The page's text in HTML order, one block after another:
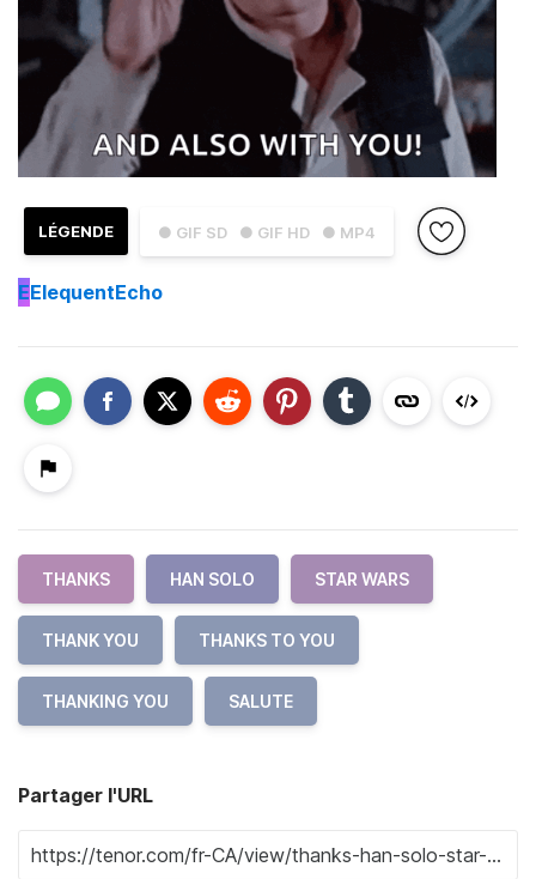
● GIF SD ● GIF HD ● MP4
LÉGENDE
EElequentEcho
THANKS HAN SOLO STAR WARS
THANK YOU THANKS TO YOU
THANKING YOU SALUTE
Partager l'URL